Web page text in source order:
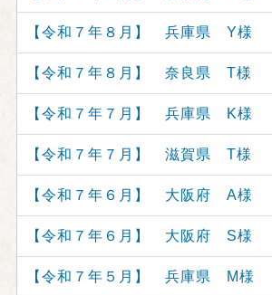
【令和７年８月】 兵庫県 Y様
【令和７年８月】 奈良県 T様
【令和７年７月】 兵庫県 K様
【令和７年７月】 滋賀県 T様
【令和７年６月】 大阪府 A様
【令和７年６月】 大阪府 S様
【令和７年５月】 兵庫県 M様